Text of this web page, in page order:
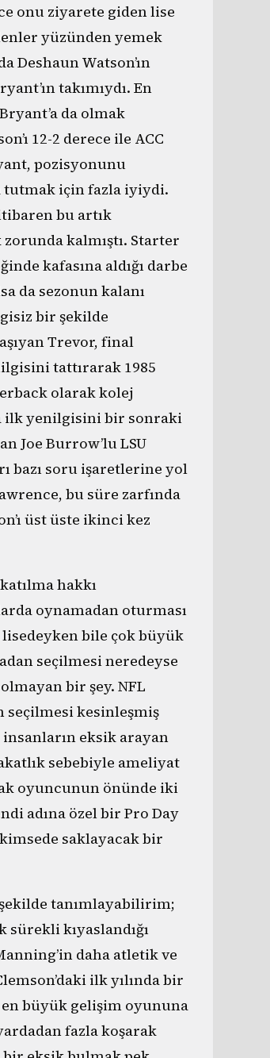
onu ziyarete giden lise
yüzünden yemek
Deshaun Watson’ın
takımıydı. En
da olmak
12-2 derece ile ACC
pozisyonunu
tutmak için fazla iyiydi.
bu artık
kalmıştı. Starter
kafasına aldığı darbe
da sezonun kalanı
bir şekilde
Trevor, final
tattırarak 1985
olarak kolej
ilk yenilgisini bir sonraki
Joe Burrow’lu LSU
bazı soru işaretlerine yol
bu süre zarfında
üst üste ikinci kez
hakkı
oynamadan oturması
bile çok büyük
seçilmesi neredeyse
bir şey. NFL
seçilmesi kesinleşmiş
eksik arayan
sebebiyle ameliyat
oyuncunun önünde iki
adına özel bir Pro Day
saklayacak bir
tanımlayabilirim;
sürekli kıyaslandığı
daha atletik ve
ilk yılında bir
en büyük gelişim oyununa
fazla koşarak